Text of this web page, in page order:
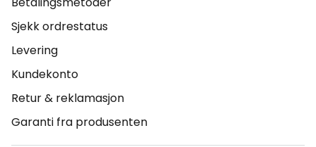
Sjekk ordrestatus
Levering
Kundekonto
Retur & reklamasjon
Garanti fra produsenten